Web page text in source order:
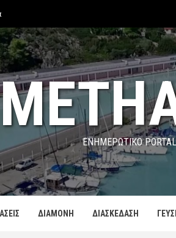
ΕΝΗΜΕΡΩΤΙΚΌ
ΔΙΑΜΟΝΗ ΔΙΑΣΚΕΔΑΣΗ